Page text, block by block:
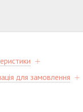
для замовлення